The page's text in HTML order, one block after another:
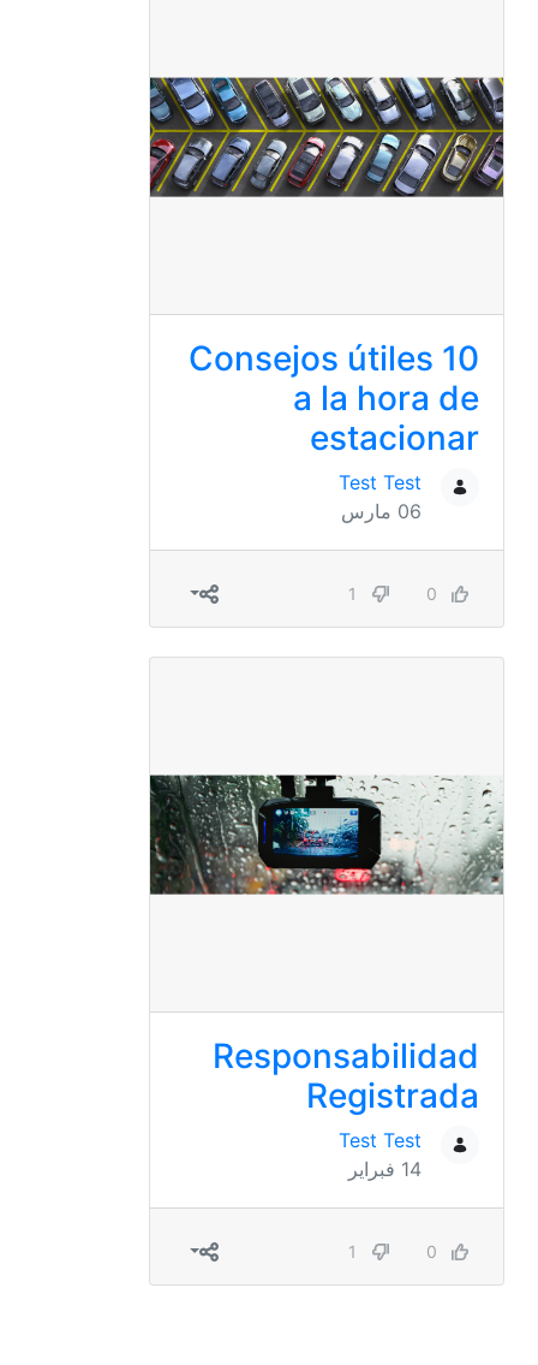
10 Consejos útiles
a la hora de
estacionar
Test Test
0
1
Responsabilidad
Registrada
Test Test
0
1